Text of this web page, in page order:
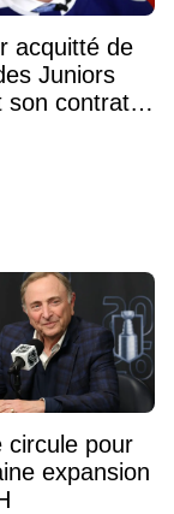
acquitté de
Juniors
son contrat
circule pour
expansion